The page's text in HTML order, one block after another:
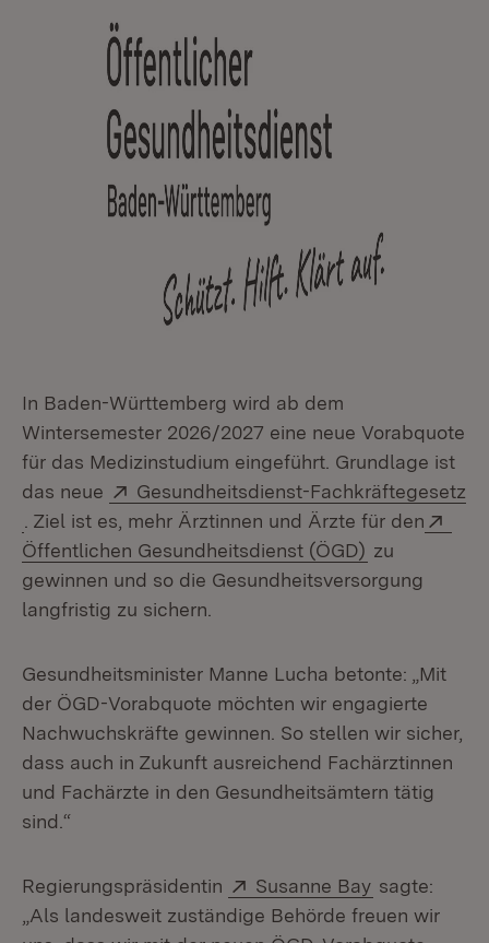
In Baden-Württemberg wird ab dem
Wintersemester 2026/2027 eine neue Vorabquote
für das Medizinstudium eingeführt. Grundlage ist
das neue
Extern:
Gesundheitsdienst-Fachkräftegesetz
(Öffnet in neuem Fenster)
. Ziel ist es, mehr Ärztinnen und Ärzte für den
Öffentlichen Gesundheitsdienst (ÖGD) (Öffnet in
zu
gewinnen und so die Gesundheitsversorgung
langfristig zu sichern.
Gesundheitsminister Manne Lucha betonte: „Mit
der ÖGD-Vorabquote möchten wir engagierte
Nachwuchskräfte gewinnen. So stellen wir sicher,
dass auch in Zukunft ausreichend Fachärztinnen
und Fachärzte in den Gesundheitsämtern tätig
sind.“
Regierungspräsidentin Extern:
Susanne Bay (Öffnet in
sagte:
„Als landesweit zuständige Behörde freuen wir